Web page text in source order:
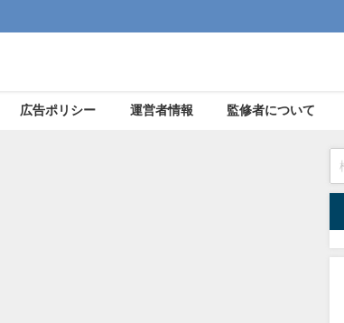
広告ポリシー 運営者情報 監修者について